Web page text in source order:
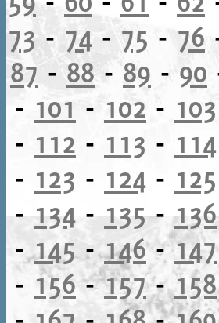
73-74 - 75 - 76
87 -88-89 - 90
- 101 - 102 - 103
- 112 - 113 - 114
- 123 - 124 - 125
-134 - 135-136
-145-146-147
- 156-157-158